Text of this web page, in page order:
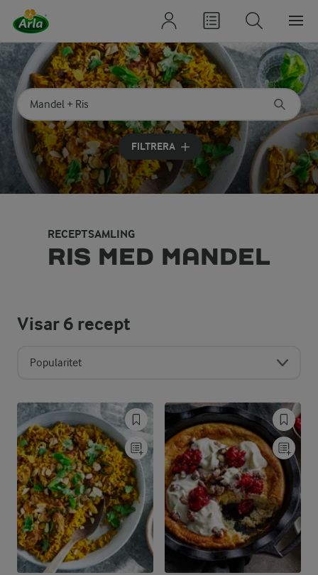
Sök på kategori eller ingrediens
Skriv in sökord för att få förslag
FILTRERA
RECEPTSAMLING
RIS MED MANDEL
Visar6 recept
Popularitet